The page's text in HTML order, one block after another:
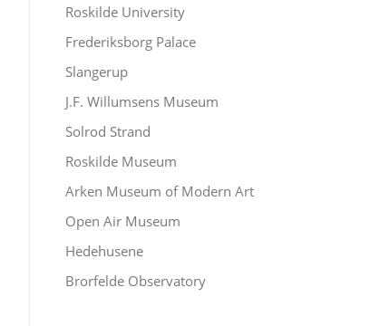
Roskilde University
Frederiksborg Palace
Slangerup
J.F. Willumsens Museum
Solrod Strand
Roskilde Museum
Arken Museum of Modern Art
Open Air Museum
Hedehusene
Brorfelde Observatory